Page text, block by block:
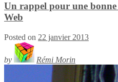
Un rappel pour une
Web
Posted on 22 janvier 2013
by Rémi Morin